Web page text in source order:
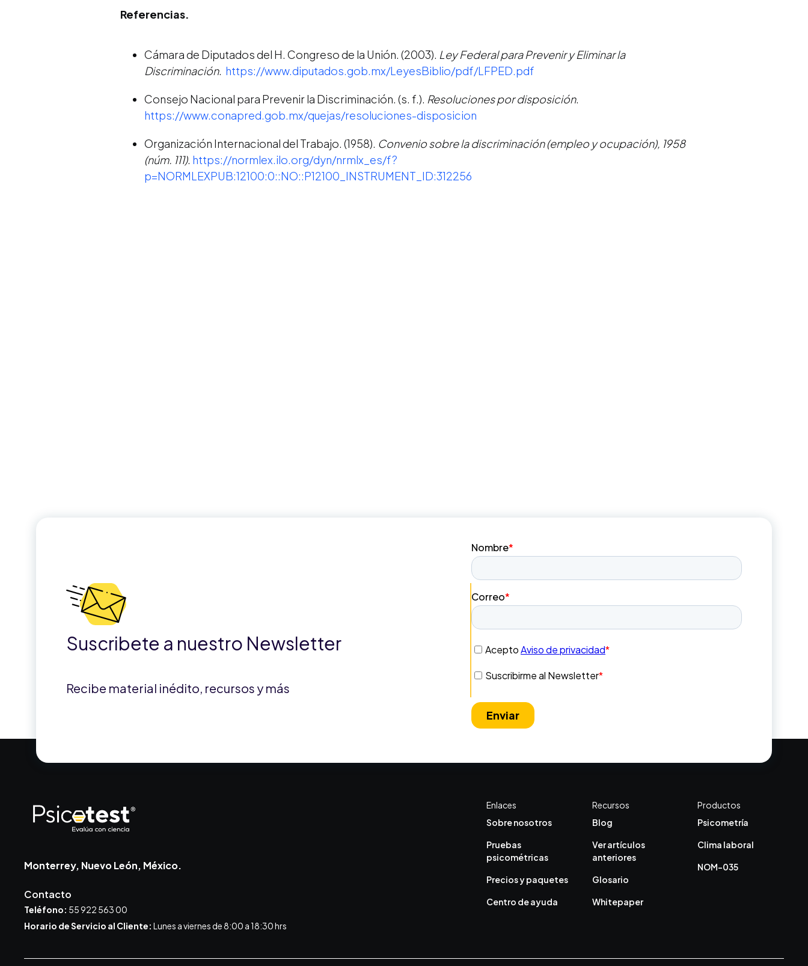
Referencias.
Cámara de Diputados del H. Congreso de la Unión. (2003). Ley Federal para Prevenir y Eliminar la
Discriminación. https://www.diputados.gob.mx/LeyesBiblio/pdf/LFPED.pdf
Consejo Nacional para Prevenir la Discriminación. (s. f.). Resoluciones por disposición.
https://www.conapred.gob.mx/quejas/resoluciones-disposicion
Organización Internacional del Trabajo. (1958). Convenio sobre la discriminación (empleo y ocupación), 1958
(núm. 111). https://normlex.ilo.org/dyn/nrmlx_es/f?
p=NORMLEXPUB:12100:0::NO::P12100_INSTRUMENT_ID:312256
Suscribete a nuestro Newsletter
Recibe material inédito, recursos y más
Monterrey, Nuevo León, México.
Contacto
Teléfono: 55 922 563 00
Horario de Servicio al Cliente: Lunes a viernes de 8:00 a 18:30 hrs
Enlaces
Sobre nosotros
Pruebas
psicométricas
Precios y paquetes
Centro de ayuda
Recursos
Blog
Ver artículos
anteriores
Glosario
Whitepaper
Productos
Psicometría
Clima laboral
NOM-035